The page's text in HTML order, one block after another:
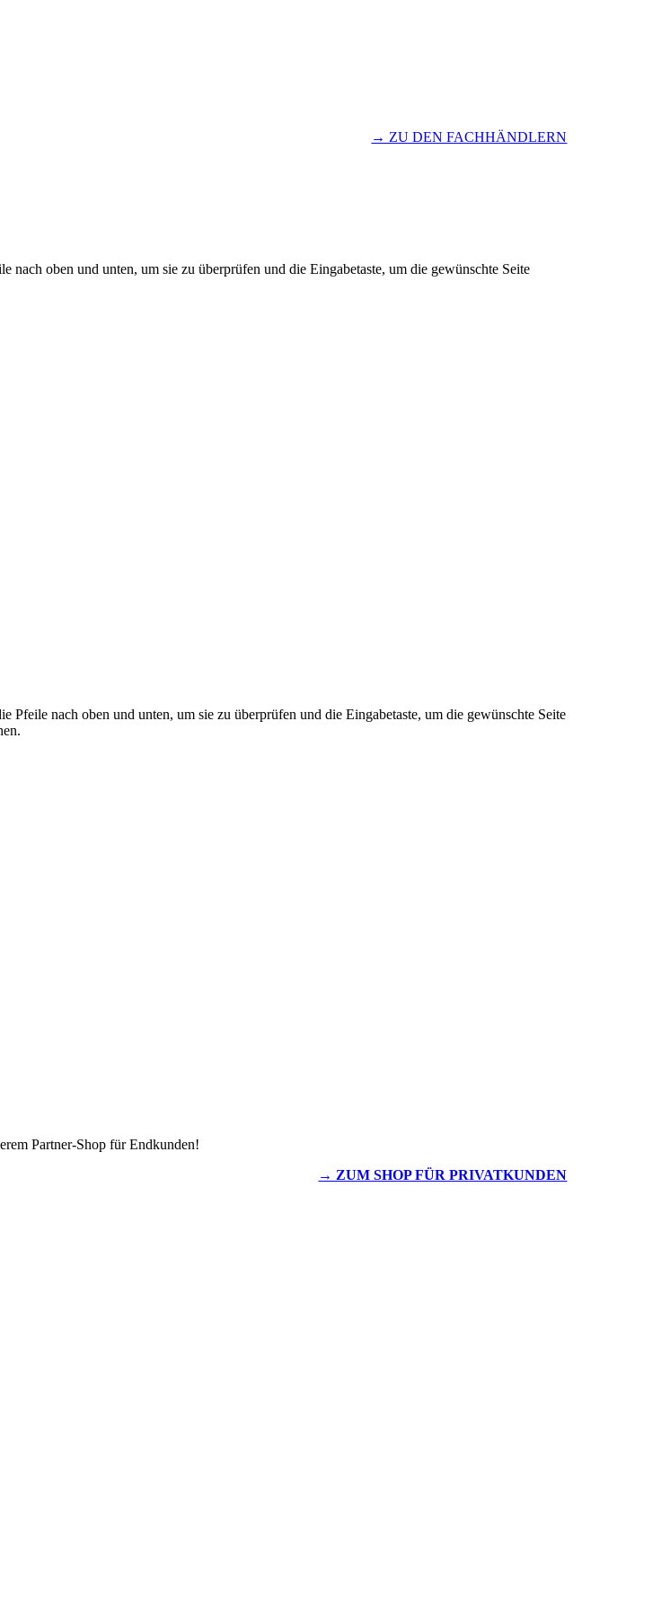
→ ZU DEN FACHHÄNDLERN
oben und unten, um sie zu überprüfen und die Eingabetaste, um die gewünschte Seite
nach oben und unten, um sie zu überprüfen und die Eingabetaste, um die gewünschte Seite
Partner-Shop für Endkunden!
→ ZUM SHOP FÜR PRIVATKUNDEN